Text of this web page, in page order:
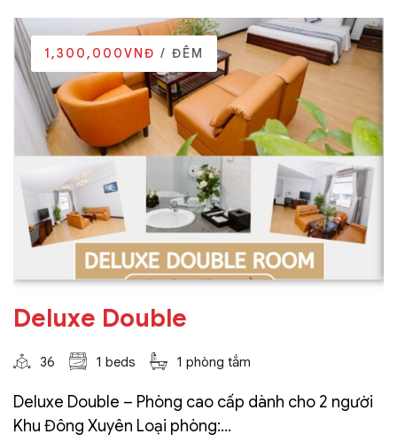
1,300,000VNĐ / ĐÊM
Deluxe Double
36 1 beds 1 phòng tắm
Deluxe Double – Phòng cao cấp dành cho 2 người
Khu Đông Xuyên Loại phòng:...